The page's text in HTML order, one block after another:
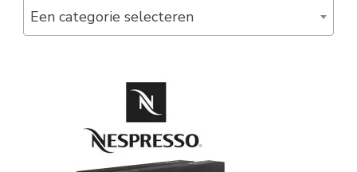
Een categorie selecteren